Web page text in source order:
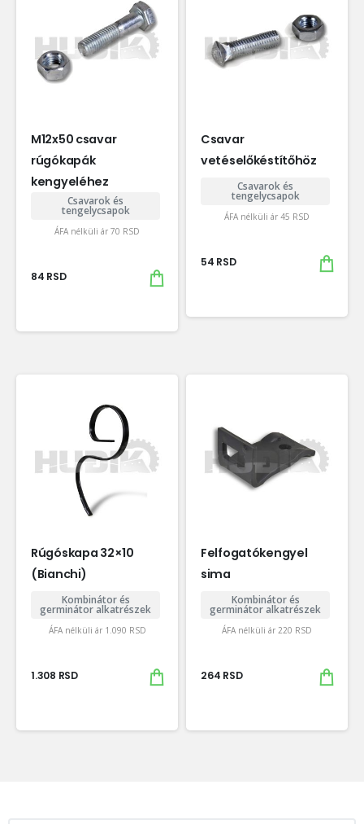
M12x50 csavar
rúgókapák
kengyeléhez
Csavarok és
tengelycsapok
ÁFA nélküli ár 70 RSD
84 RSD
Csavar
vetéselőkéstítőhöz
Csavarok és
tengelycsapok
ÁFA nélküli ár 45 RSD
54 RSD
Rúgóskapa 32×10
(Bianchi)
Kombinátor és
germinátor alkatrészek
ÁFA nélküli ár 1.090 RSD
1.308 RSD
Felfogatókengyel
sima
Kombinátor és
germinátor alkatrészek
ÁFA nélküli ár 220 RSD
264 RSD